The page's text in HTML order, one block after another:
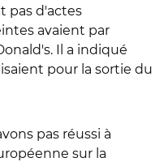
pas d'actes
avaient par
Il a indiqué
pour la sortie du
pas réussi à
sur la